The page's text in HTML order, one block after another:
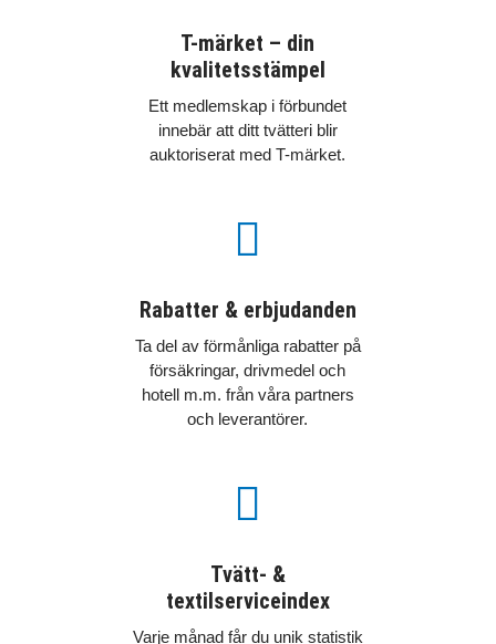
T-märket – din
kvalitetsstämpel
Ett medlemskap i förbundet
innebär att ditt tvätteri blir
auktoriserat med T-märket.

Rabatter & erbjudanden
Ta del av förmånliga rabatter på
försäkringar, drivmedel och
hotell m.m. från våra partners
och leverantörer.

Tvätt- &
textilserviceindex
Varje månad får du unik statistik